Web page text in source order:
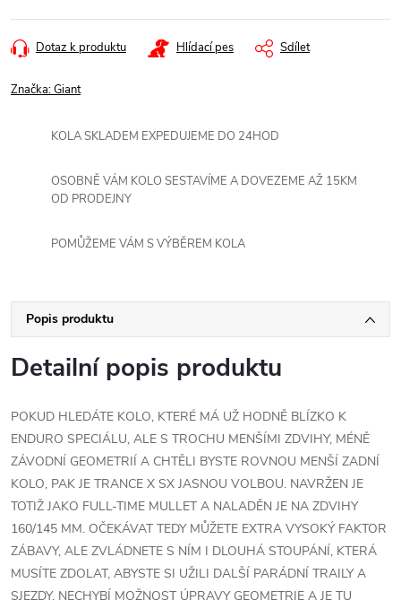
Dotaz k produktu Hlídací pes Sdílet
Značka:Giant
KOLA SKLADEM EXPEDUJEME DO 24HOD
OSOBNĚ VÁM KOLO SESTAVÍME A DOVEZEME AŽ 15KM
OD PRODEJNY
POMŮŽEME VÁM S VÝBĚREM KOLA
Popis produktu
Detailní popis produktu
POKUD HLEDÁTE KOLO, KTERÉ MÁ UŽ HODNĚ BLÍZKO K
ENDURO SPECIÁLU, ALE S TROCHU MENŠÍMI ZDVIHY, MÉNĚ
ZÁVODNÍ GEOMETRIÍ A CHTĚLI BYSTE ROVNOU MENŠÍ ZADNÍ
KOLO, PAK JE TRANCE X SX JASNOU VOLBOU. NAVRŽEN JE
TOTIŽ JAKO FULL-TIME MULLET A NALADĚN JE NA ZDVIHY
160/145 MM. OČEKÁVAT TEDY MŮŽETE EXTRA VYSOKÝ FAKTOR
ZÁBAVY, ALE ZVLÁDNETE S NÍM I DLOUHÁ STOUPÁNÍ, KTERÁ
MUSÍTE ZDOLAT, ABYSTE SI UŽILI DALŠÍ PARÁDNÍ TRAILY A
SJEZDY. NECHYBÍ MOŽNOST ÚPRAVY GEOMETRIE A JE TU